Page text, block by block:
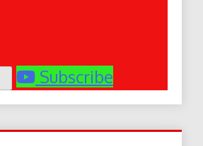
Subscribe